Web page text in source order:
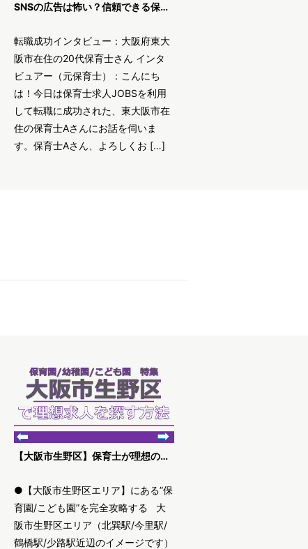
SNSの広告は怖い？信頼できる保育士求人JOBSで安全に転職！
転職成功インタビュー：大阪府東大
阪市在住の20代保育士さん インタ
ビュアー（元保育士）：こんにち
は！今日は保育士求人JOBSを利用
して転職に成功された、東大阪市在
住の保育士Aさんにお話を伺いま
す。保育士Aさん、よろしくお […]
【大阪市生野区】保育士が理想の求人を探す方法
●【大阪市生野区エリア】にある”保
育園/こども園”を完全攻略する 大
阪市生野区エリア（北巽駅/今里駅/
鶴橋駅/少路駅近辺のイメージです）